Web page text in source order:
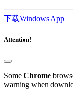
下载Windows App
Attention!
Some Chrome
warning when